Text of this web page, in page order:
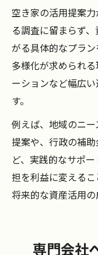
空き家の活用提案
る調査に留まらず
がる具体的なプラ
多様化が求められ
ーションなど幅広
す。
例えば、地域のニ
提案や、行政の補
ど、実践的なサポ
担を利益に変えるこ
将来的な資産活用の
専門会社